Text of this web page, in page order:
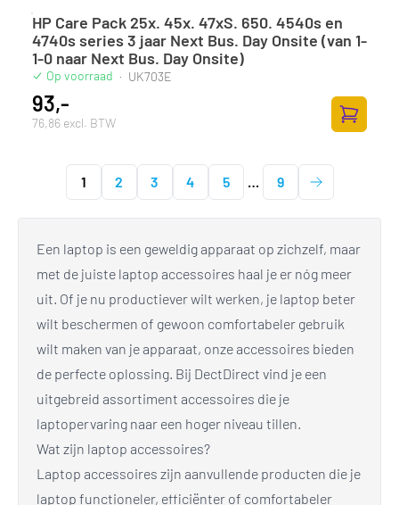
HP Care Pack 25x. 45x. 47xS. 650. 4540s en
4740s series 3 jaar Next Bus. Day Onsite (van 1-
1-0 naar Next Bus. Day Onsite)
Op voorraad · UK703E
93,-
76,86 excl. BTW
1 2 3 4 5 … 9
Een laptop is een geweldig apparaat op zichzelf, maar
met de juiste laptop accessoires haal je er nóg meer
uit. Of je nu productiever wilt werken, je laptop beter
wilt beschermen of gewoon comfortabeler gebruik
wilt maken van je apparaat, onze accessoires bieden
de perfecte oplossing. Bij DectDirect vind je een
uitgebreid assortiment accessoires die je
laptopervaring naar een hoger niveau tillen.
Wat zijn laptop accessoires?
Laptop accessoires zijn aanvullende producten die je
laptop functioneler, efficiënter of comfortabeler